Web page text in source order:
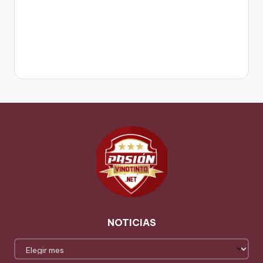
NOTICIAS
NOTICIAS